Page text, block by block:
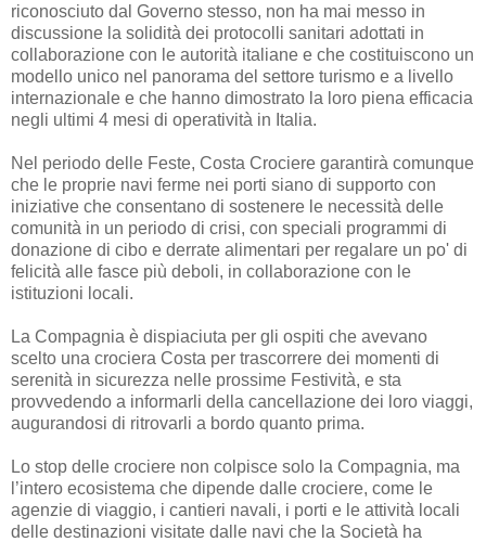
riconosciuto dal Governo stesso, non ha mai messo in
discussione la solidità dei protocolli sanitari adottati in
collaborazione con le autorità italiane e che costituiscono un
modello unico nel panorama del settore turismo e a livello
internazionale e che hanno dimostrato la loro piena efficacia
negli ultimi 4 mesi di operatività in Italia.
Nel periodo delle Feste, Costa Crociere garantirà comunque
che le proprie navi ferme nei porti siano di supporto con
iniziative che consentano di sostenere le necessità delle
comunità in un periodo di crisi, con speciali programmi di
donazione di cibo e derrate alimentari per regalare un po' di
felicità alle fasce più deboli, in collaborazione con le
istituzioni locali.
La Compagnia è dispiaciuta per gli ospiti che avevano
scelto una crociera Costa per trascorrere dei momenti di
serenità in sicurezza nelle prossime Festività, e sta
provvedendo a informarli della cancellazione dei loro viaggi,
augurandosi di ritrovarli a bordo quanto prima.
Lo stop delle crociere non colpisce solo la Compagnia, ma
l’intero ecosistema che dipende dalle crociere, come le
agenzie di viaggio, i cantieri navali, i porti e le attività locali
delle destinazioni visitate dalle navi che la Società ha